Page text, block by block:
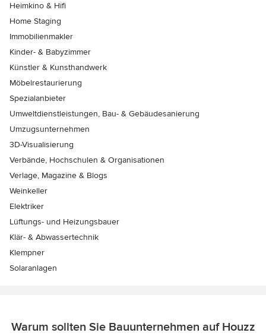
Heimkino & Hifi
Home Staging
Immobilienmakler
Kinder- & Babyzimmer
Künstler & Kunsthandwerk
Möbelrestaurierung
Spezialanbieter
Umweltdienstleistungen, Bau- & Gebäudesanierung
Umzugsunternehmen
3D-Visualisierung
Verbände, Hochschulen & Organisationen
Verlage, Magazine & Blogs
Weinkeller
Elektriker
Lüftungs- und Heizungsbauer
Klär- & Abwassertechnik
Klempner
Solaranlagen
Warum sollten Sie Bauunternehmen auf Houzz